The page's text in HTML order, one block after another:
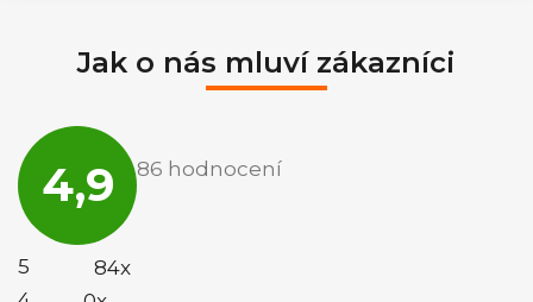
Jak o nás mluví zákazníci
4,9
hodnocení
obchodu
je
86 hodnocení
5
84x